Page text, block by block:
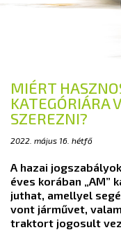
MIÉRT
KATEGÓRIÁRA
SZEREZNI?
2022. május 16. hétfő
A hazai
éves korában „AM”
juthat, amellyel
vont járművet,
traktort jogosult